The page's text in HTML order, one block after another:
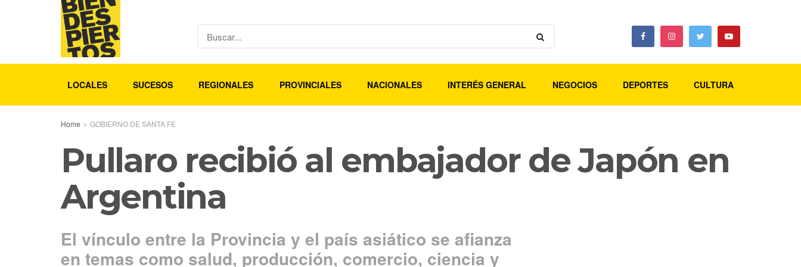
LOCALES SUCESOS REGIONALES PROVINCIALES NACIONALES INTERÉS GENERAL NEGOCIOS DEPORTES CULTURA
Home GOBIERNO DE SANTA FE
Pullaro recibió al embajador de Japón en
Argentina
El vínculo entre la Provincia y el país asiático se afianza
en temas como salud, producción, comercio, ciencia y